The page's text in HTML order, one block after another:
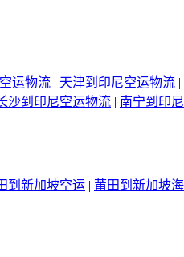
运物流 | 天津到印尼空运物流 |
沙到印尼空运物流 | 南宁到印
到新加坡空运 | 莆田到新加坡